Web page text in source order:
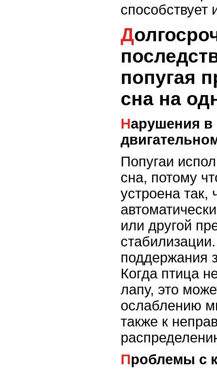
способствует
Долгосрочные
попугая
сна на
Нарушения в опорно-
Попугаи
сна, потому
устроена так,
или другой
поддержания
Когда птица
лапу, это
ослаблению
также к
Проблемы с